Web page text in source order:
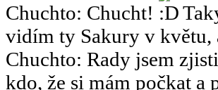
Chuchto: Chucht!
vidím ty Sakury v květu,
Chuchto: Rady jsem
kdo, že si mám počkat a